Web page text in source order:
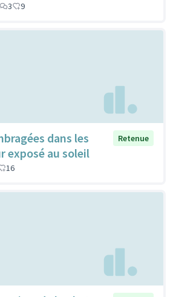
3 9
dans les
exposé au soleil
Retenue
16